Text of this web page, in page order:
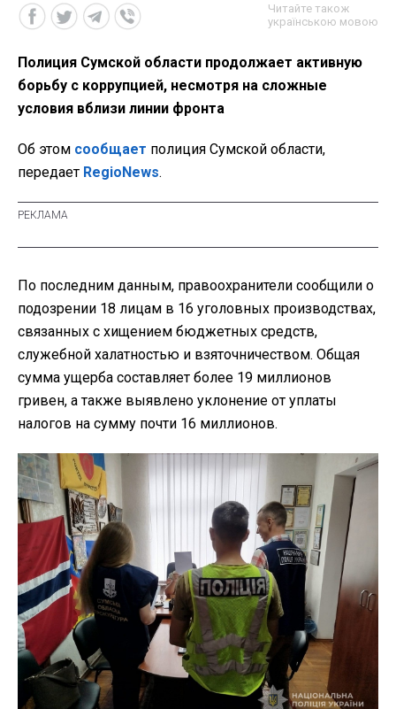
Читайте також
українською мовою
Полиция Сумской области продолжает активную
борьбу с коррупцией, несмотря на сложные
условия вблизи линии фронта
Об этом сообщает полиция Сумской области,
передает RegioNews.
По последним данным, правоохранители сообщили о
подозрении 18 лицам в 16 уголовных производствах,
связанных с хищением бюджетных средств,
служебной халатностью и взяточничеством. Общая
сумма ущерба составляет более 19 миллионов
гривен, а также выявлено уклонение от уплаты
налогов на сумму почти 16 миллионов.